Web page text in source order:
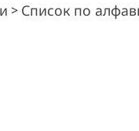
> Список по